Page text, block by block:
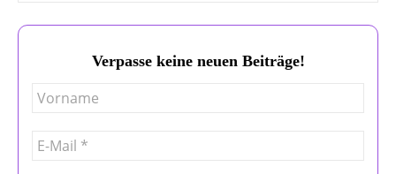
Verpasse keine neuen Beiträge!